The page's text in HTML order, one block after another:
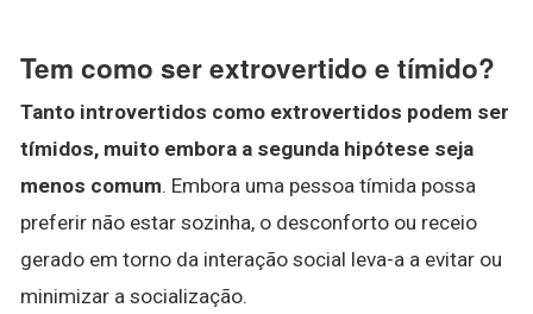
Tem como ser extrovertido e tímido?
Tanto introvertidos como extrovertidos podem ser
tímidos, muito embora a segunda hipótese seja
menos comum. Embora uma pessoa tímida possa
preferir não estar sozinha, o desconforto ou receio
gerado em torno da interação social leva-a a evitar ou
minimizar a socialização.